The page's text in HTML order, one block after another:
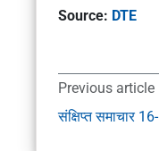
Source: DTE
Previous article
संक्षिप्त समाचार